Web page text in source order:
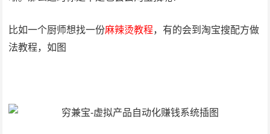
比如一个厨师想找一份麻辣烫教程，有的会到淘宝搜配方做
法教程，如图